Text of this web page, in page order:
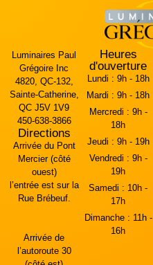
Luminaires Paul
Grégoire Inc
4820, QC-132,
Sainte-Catherine,
QC J5V 1V9
450-638-3866
Directions
Arrivée du Pont
Mercier (côté
ouest)
l’entrée est sur la
Rue Brébeuf.
Arrivée de
l’autoroute 30
Heures
d'ouverture
Lundi : 9h - 18h
Mardi : 9h - 18h
Mercredi : 9h -
18h
Jeudi : 9h - 19h
Vendredi : 9h -
19h
Samedi : 10h -
17h
Dimanche : 11h -
16h